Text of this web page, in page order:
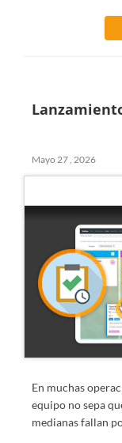
Mayo 27 , 2026
En muchas
equipo no sepa
medianas fallan